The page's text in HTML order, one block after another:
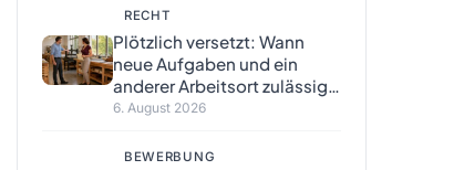
RECHT
Plötzlich versetzt: Wann
neue Aufgaben und ein
anderer Arbeitsort zulässig
sind
6. August 2026
BEWERBUNG